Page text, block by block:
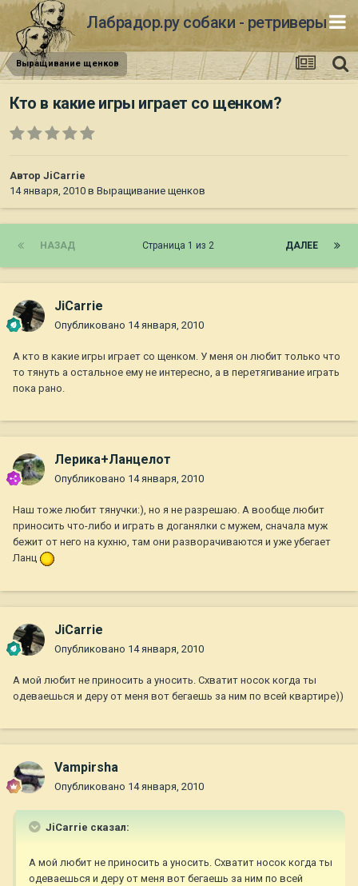
Лабрадор.ру собаки - ретриверы
Выращивание щенков
Кто в какие игры играет со щенком?
Автор JiCarrie
14 января, 2010 в Выращивание щенков
НАЗАД ДАЛЕЕ
Страница 1 из 2
JiCarrie
Опубликовано 14 января, 2010
А кто в какие игры играет со щенком. У меня он любит только что
то тянуть а остальное ему не интересно, а в перетягивание играть
пока рано.
Лерика+Ланцелот
Опубликовано 14 января, 2010
Наш тоже любит тянучки:), но я не разрешаю. А вообще любит
приносить что-либо и играть в доганялки с мужем, сначала муж
бежит от него на кухню, там они разворачиваются и уже убегает
Ланц
JiCarrie
Опубликовано 14 января, 2010
А мой любит не приносить а уносить. Схватит носок когда ты
одеваешься и деру от меня вот бегаешь за ним по всей квартире))
Vampirsha
Опубликовано 14 января, 2010
JiCarrie сказал:
А мой любит не приносить а уносить. Схватит носок когда ты
одеваешься и деру от меня вот бегаешь за ним по всей